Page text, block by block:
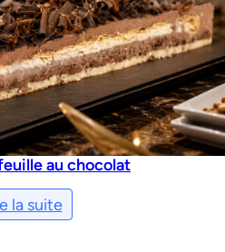
au chocolat
la suite